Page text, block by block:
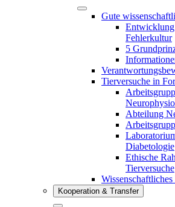
Gute
Fehlerkultur
5
Tierversuche in
Abteilung
Diabetologie
Ethische
Tierversuche
Kooperation & Transfer